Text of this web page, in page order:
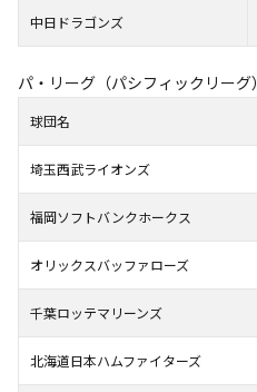
中日ドラゴンズ
パ・リーグ（パシフィックリーグ）
球団名
埼玉西武ライオンズ
福岡ソフトバンクホークス
オリックスバッファローズ
千葉ロッテマリーンズ
北海道日本ハムファイターズ